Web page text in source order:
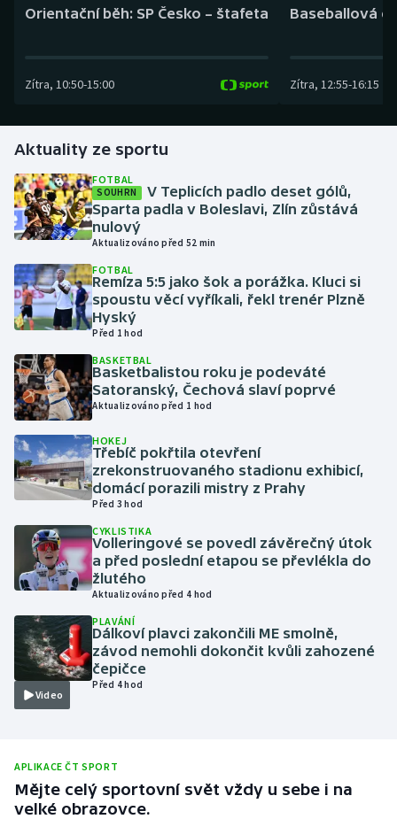
Golf
Gymnastika
Házená
Jezdectví
Judo
Krasobruslení
Lezení
Lyže a snowboard
Moderní pětiboj
Motorsport
Olympijské hry
Parasport
Plavání
Plážový volejbal
Rychlobruslení
Orientační běh: SP Česko – štafeta
Zítra, 10:50-15:00
Baseballová
Zítra, 12:55-16:15
Aktuality ze sportu
FOTBAL
SOUHRN
V Teplicích padlo deset gólů,
Sparta padla v Boleslavi, Zlín zůstává
nulový
Aktualizováno před 52 min
FOTBAL
Remíza 5:5 jako šok a porážka. Kluci si
spoustu věcí vyříkali, řekl trenér Plzně
Hyský
Před 1 hod
BASKETBAL
Basketbalistou roku je podeváté
Satoranský, Čechová slaví poprvé
Aktualizováno před 1 hod
HOKEJ
Třebíč pokřtila otevření
zrekonstruovaného stadionu exhibicí,
domácí porazili mistry z Prahy
Před 3 hod
CYKLISTIKA
Volleringové se povedl závěrečný útok
a před poslední etapou se převlékla do
žlutého
Aktualizováno před 4 hod
Video
PLAVÁNÍ
Dálkoví plavci zakončili ME smolně,
závod nemohli dokončit kvůli zahozené
čepičce
Před 4 hod
APLIKACE ČT SPORT
Mějte celý sportovní svět vždy u sebe i na
velké obrazovce.